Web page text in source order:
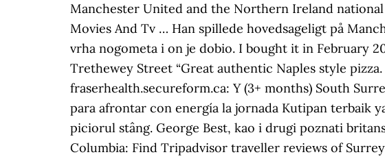
Manchester United and the Northern Ireland national
Movies And Tv … Han spillede hovedsageligt på
vrha nogometa i on je dobio. I bought it in February
Trethewey Street “Great authentic Naples style
fraserhealth.secureform.ca: Y (3+ months) South
para afrontar con energía la jornada Kutipan terbaik
piciorul stâng. George Best, kao i drugi poznati
Columbia: Find Tripadvisor traveller reviews of